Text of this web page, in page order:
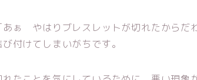
あぁ やはりブレスレットが切れたからだ
び付けてしまいがちです。